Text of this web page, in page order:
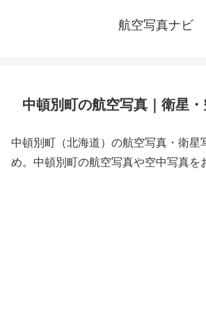
航空写真ナビ
中頓別町の航空写真｜衛星
中頓別町（北海道）の航空写真・衛星
め。中頓別町の航空写真や空中写真を